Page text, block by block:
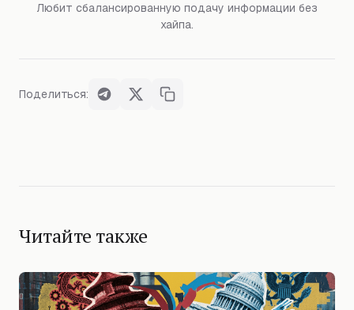
Любит сбалансированную подачу информации без
хайпа.
Поделиться:
Читайте также